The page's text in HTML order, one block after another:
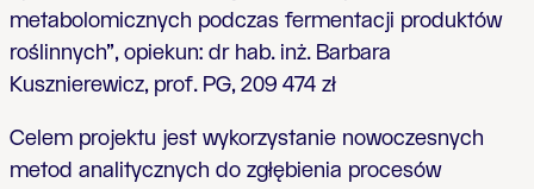
metabolomicznych podczas fermentacji produktów
roślinnych”, opiekun: dr hab. inż. Barbara
Kusznierewicz, prof. PG,209 474 zł
Celem projektu jest wykorzystanie nowoczesnych
metod analitycznych do zgłębienia procesów